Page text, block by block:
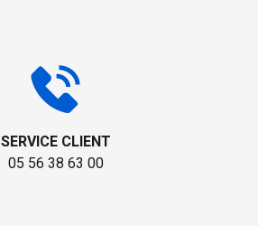
SERVICE CLIENT
05 56 38 63 00